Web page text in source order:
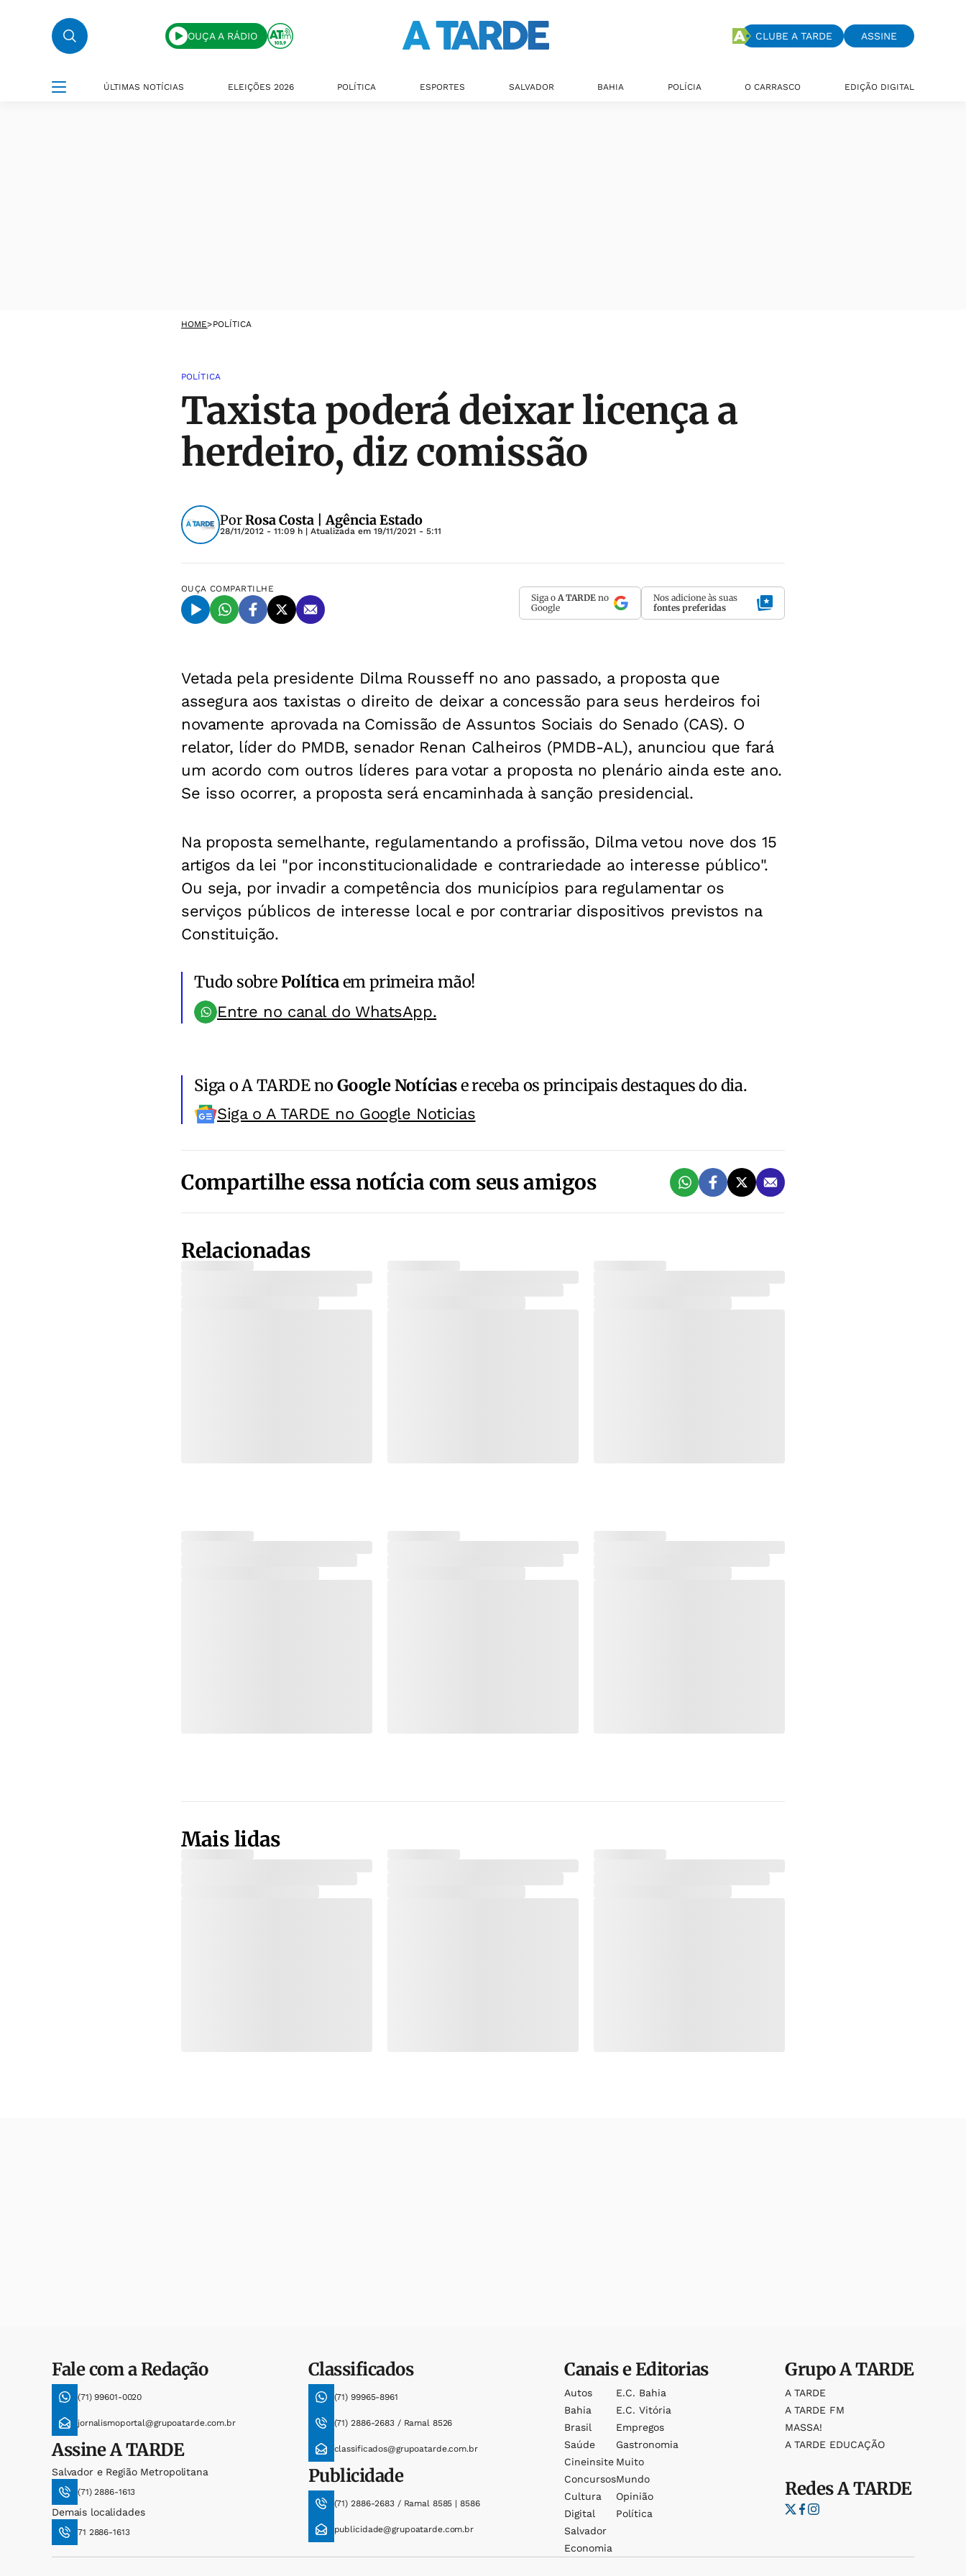
OUÇA A RÁDIO CLUBE A TARDE ASSINE
ÚLTIMAS NOTÍCIAS ELEIÇÕES 2026 POLÍTICA ESPORTES SALVADOR BAHIA POLÍCIA O CARRASCO EDIÇÃO DIGITAL
HOME>POLÍTICA
POLÍTICA
Taxista poderá deixar licença a
herdeiro, diz comissão
PorRosa Costa | Agência Estado
28/11/2012 - 11:09 h | Atualizada em 19/11/2021 - 5:11
OUÇA COMPARTILHE
Siga o A TARDE no
Google
Nos adicione às suas
fontes preferidas
Vetada pela presidente Dilma Rousseff no ano passado, a proposta que
assegura aos taxistas o direito de deixar a concessão para seus herdeiros foi
novamente aprovada na Comissão de Assuntos Sociais do Senado (CAS). O
relator, líder do PMDB, senador Renan Calheiros (PMDB-AL), anunciou que fará
um acordo com outros líderes para votar a proposta no plenário ainda este ano.
Se isso ocorrer, a proposta será encaminhada à sanção presidencial.
Na proposta semelhante, regulamentando a profissão, Dilma vetou nove dos 15
artigos da lei "por inconstitucionalidade e contrariedade ao interesse público".
Ou seja, por invadir a competência dos municípios para regulamentar os
serviços públicos de interesse local e por contrariar dispositivos previstos na
Constituição.
Tudo sobrePolíticaem primeira mão!
Entre no canal do WhatsApp.
Siga o A TARDE noGoogle Notíciase receba os principais destaques do dia.
Siga o A TARDE no Google Noticias
Compartilhe essa notícia com seus amigos
Relacionadas
Mais lidas
Fale com a Redação
(71) 99601-0020
jornalismoportal@grupoatarde.com.br
AssineA TARDE
Salvador e Região Metropolitana
(71) 2886-1613
Demais localidades
71 2886-1613
Classificados
(71) 99965-8961
(71) 2886-2683 / Ramal 8526
classificados@grupoatarde.com.br
Publicidade
(71) 2886-2683 / Ramal 8585 | 8586
publicidade@grupoatarde.com.br
Canais e Editorias
Autos
Bahia
Brasil
Saúde
Cineinsite
Concursos
Cultura
Digital
Salvador
Economia
E.c. Bahia
E.c. Vitória
Empregos
Gastronomia
Muito
Mundo
Opinião
Política
GrupoA TARDE
A TARDE
A TARDE FM
MASSA!
A TARDE EDUCAÇÃO
RedesA TARDE